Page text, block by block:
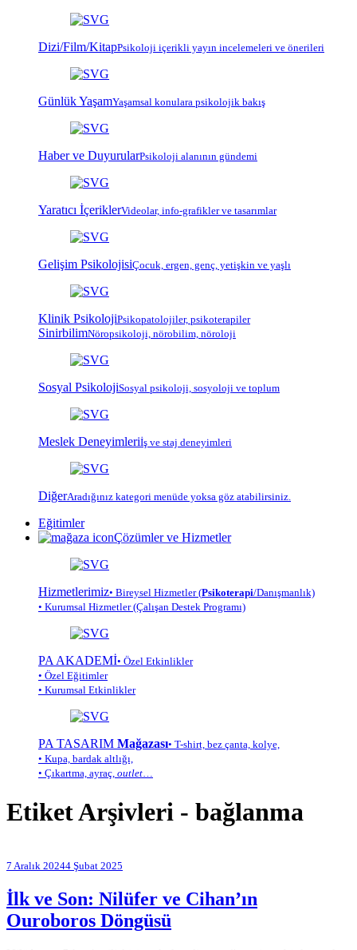
Dizi/Film/KitapPsikoloji içerikli yayın incelemeleri ve önerileri
Günlük YaşamYaşamsal konulara psikolojik bakış
Haber ve DuyurularPsikoloji alanının gündemi
Yaratıcı İçeriklerVideolar, info-grafikler ve tasarımlar
Gelişim PsikolojisiÇocuk, ergen, genç, yetişkin ve yaşlı
Klinik PsikolojiPsikopatolojiler, psikoterapiler
SinirbilimNöropsikoloji, nörobilim, nöroloji
Sosyal PsikolojiSosyal psikoloji, sosyoloji ve toplum
Meslek Deneyimleriİş ve staj deneyimleri
DiğerAradığınız kategori menüde yoksa göz atabilirsiniz.
Eğitimler
Çözümler ve Hizmetler
Hizmetlerimiz• Bireysel Hizmetler (Psikoterapi/Danışmanlık)
• Kurumsal Hizmetler (Çalışan Destek Programı)
PA AKADEMİ• Özel Etkinlikler
• Özel Eğitimler
• Kurumsal Etkinlikler
PA TASARIM Mağazası• T-shirt, bez çanta, kolye,
• Kupa, bardak altlığı,
• Çıkartma, ayraç, outlet…
Etiket Arşivleri - bağlanma
7 Aralık 20244 Şubat 2025
İlk ve Son: Nilüfer ve Cihan’ın
Ouroboros Döngüsü